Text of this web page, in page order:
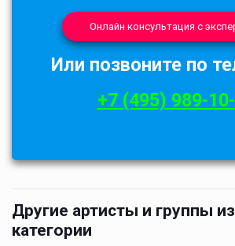
Онлайн консультация с
Или позвоните по
+7 (495) 989-
Другие артисты и группы
категории